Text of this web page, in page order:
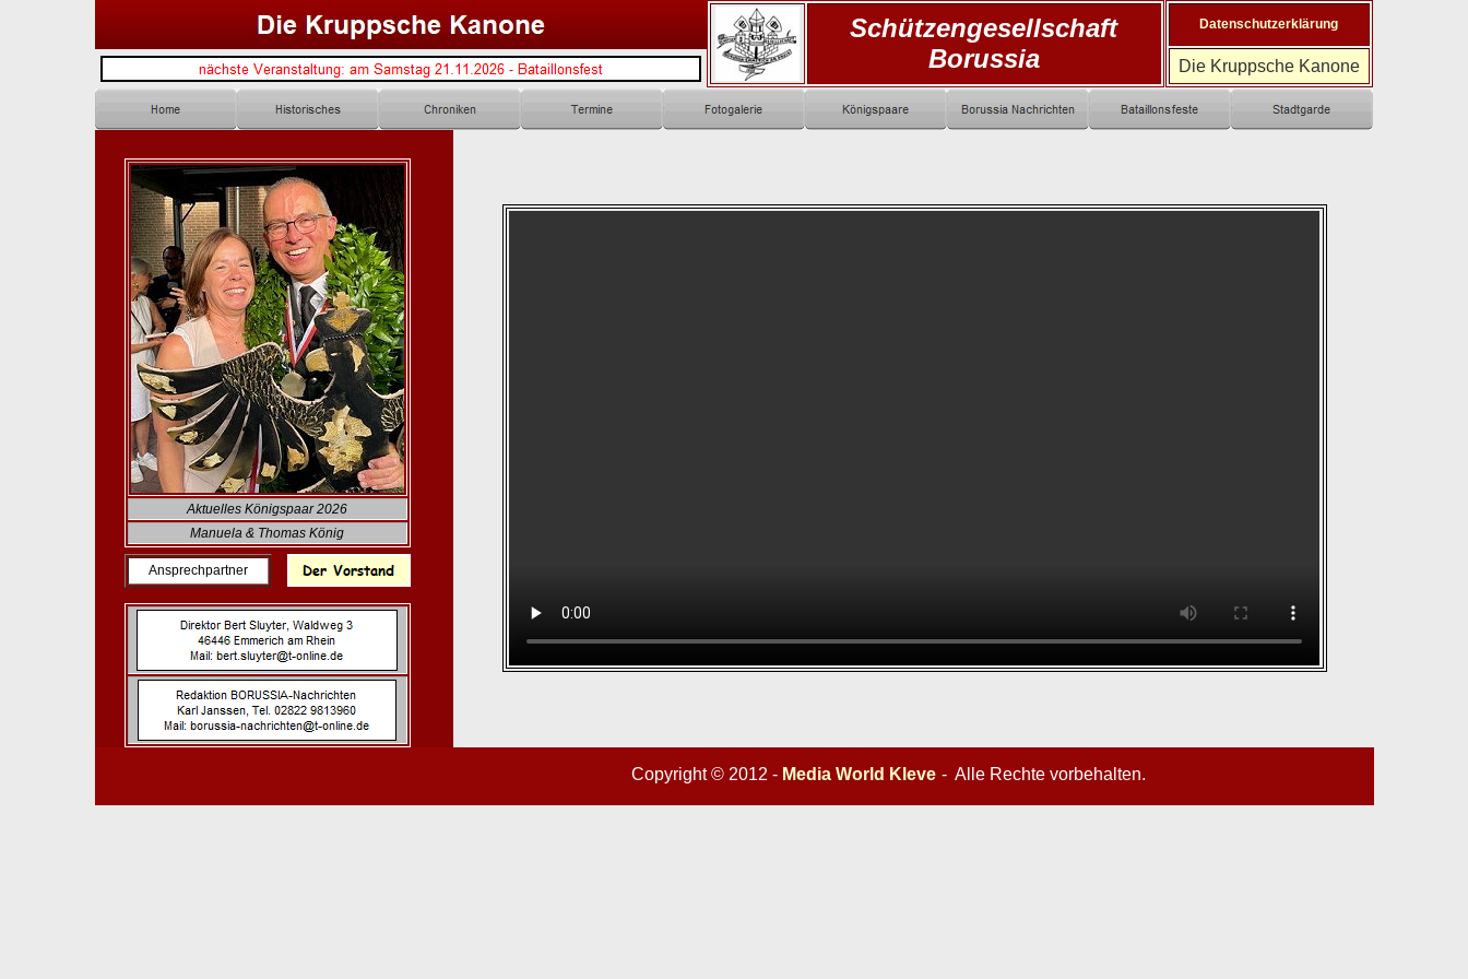
Schützengesellschaft
Borussia
Datenschutzerklärung
Die Kruppsche Kanone
Aktuelles Königspaar 2026
Manuela & Thomas König
Ansprechpartner
Copyright © 2012 - Media World Kleve - Alle Rechte vorbehalten.